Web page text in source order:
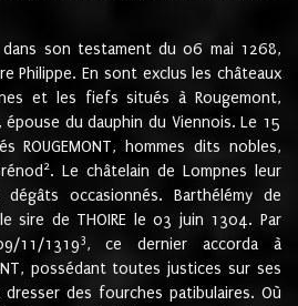
dans son testament du 06 mai 1268,
Philippe. En sont exclus les châteaux
et les fiefs situés à Rougemont,
du dauphin du Viennois. Le 15
ROUGEMONT, hommes dits nobles,
2. Le châtelain de Lompnes leur
occasionnés. Barthélémy de
le sire de THOIRE le 03 juin 1304. Par
11/13193, ce dernier accorda à
possédant toutes justices sur ses
des fourches patibulaires. Où